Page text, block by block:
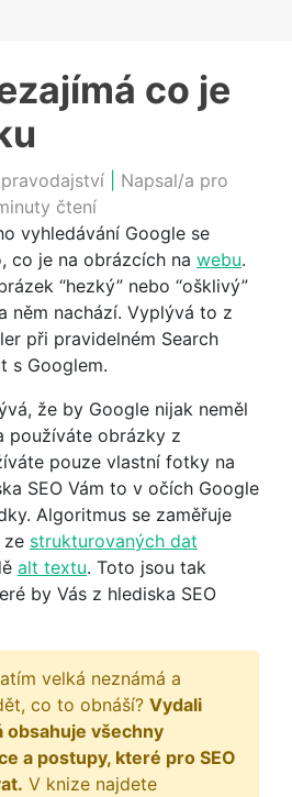
co je
Napsal/a pro
čtení
vyhledávání Google se
co je na obrázcích na webu.
“hezký” nebo “ošklivý”
něm nachází. Vyplývá to z
při pravidelném Search
s Googlem.
že by Google nijak neměl
používáte obrázky z
pouze vlastní fotky na
SEO Vám to v očích Google
Algoritmus se zaměřuje
ze strukturovaných dat
alt textu. Toto jsou tak
by Vás z hlediska SEO
velká neznámá a
co to obnáší? Vydali
obsahuje všechny
a postupy, které pro SEO
V knize najdete